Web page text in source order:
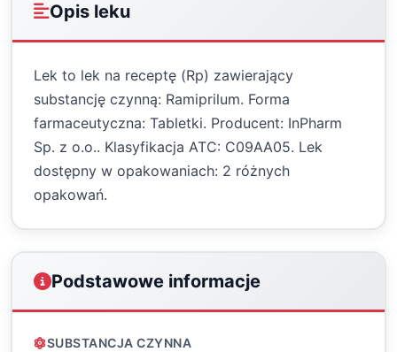
Opis leku
Lek to lek na receptę (Rp) zawierający
substancję czynną: Ramiprilum. Forma
farmaceutyczna: Tabletki. Producent: InPharm
Sp. z o.o.. Klasyfikacja ATC: C09AA05. Lek
dostępny w opakowaniach: 2 różnych
opakowań.
Podstawowe informacje
SUBSTANCJA CZYNNA